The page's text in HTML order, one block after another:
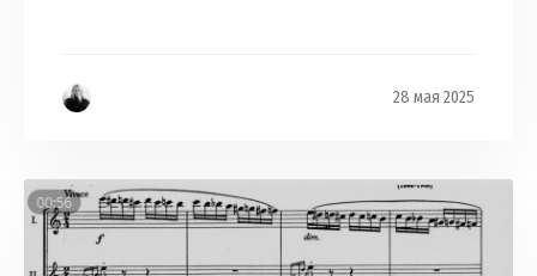
28 мая 2025